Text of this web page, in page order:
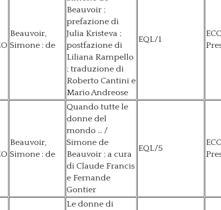
Beauvoir,
Simone : de
Beauvoir ;
prefazione di
Julia Kristeva ;
postfazione di
Liliana Rampello
; traduzione di
Roberto Cantini e
Mario Andreose
EQL/1
Beauvoir,
Simone : de
Quando tutte le
donne del
mondo ... /
Simone de
Beauvoir ; a cura
di Claude Francis
e Fernande
Gontier
EQL/5
Le donne di